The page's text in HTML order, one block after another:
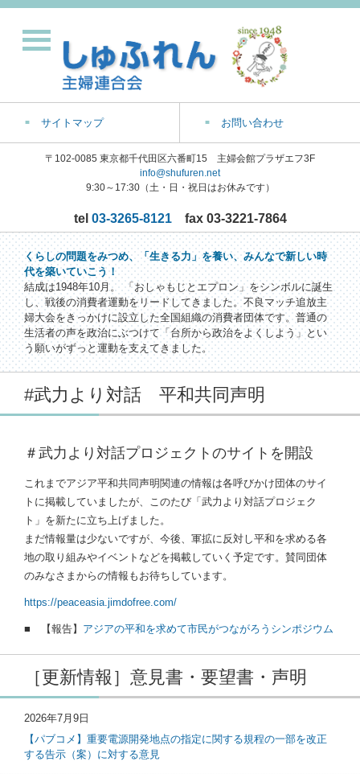
サイトマップ お問い合わせ
〒102-0085 東京都千代田区六番町15 主婦会館プラザエフ3F
info@shufuren.net
9:30～17:30（土・日・祝日はお休みです）
tel 03-3265-8121fax 03-3221-7864
くらしの問題をみつめ、「生きる力」を養い、みんなで新しい時
代を築いていこう！
結成は1948年10月。 「おしゃもじとエプロン」をシンボルに誕生
し、戦後の消費者運動をリードしてきました。不良マッチ追放主
婦大会をきっかけに設立した全国組織の消費者団体です。普通の
生活者の声を政治にぶつけて「台所から政治をよくしよう」とい
う願いがずっと運動を支えてきました。
#武力より対話 平和共同声明
＃武力より対話プロジェクトのサイトを開設
これまでアジア平和共同声明関連の情報は各呼びかけ団体のサイ
トに掲載していましたが、このたび「武力より対話プロジェク
ト」を新たに立ち上げました。
まだ情報量は少ないですが、今後、軍拡に反対し平和を求める各
地の取り組みやイベントなどを掲載していく予定です。賛同団体
のみなさまからの情報もお待ちしています。
https://peaceasia.jimdofree.com/
■ 【報告】 アジアの平和を求めて市民がつながろうシンポジウム
［更新情報］意見書・要望書・声明
2026年7月9日
【パブコメ】重要電源開発地点の指定に関する規程の一部を改正
する告示（案）に対する意見